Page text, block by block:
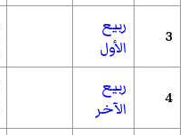
3
ربيع
الأول
4
ربيع
الآخر